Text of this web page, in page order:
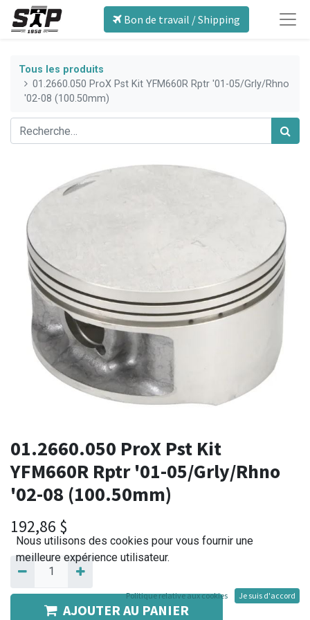
Bon de travail / Shipping
Tous les produits
01.2660.050 ProX Pst Kit YFM660R Rptr '01-05/Grly/Rhno
'02-08 (100.50mm)
01.2660.050 ProX Pst Kit
YFM660R Rptr '01-05/Grly/Rhno
'02-08 (100.50mm)
192,86 $
AJOUTER AU PANIER
Nous utilisons des cookies pour vous fournir une
meilleure expérience utilisateur.
Politique relative aux cookies Je suis d'accord